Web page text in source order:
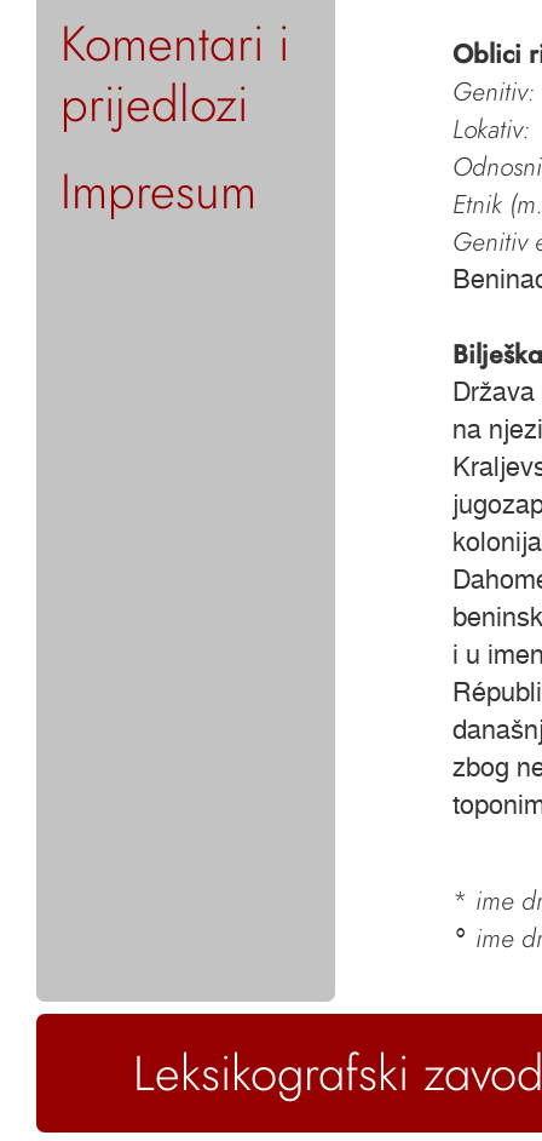
Komentari i
prijedlozi
Impresum
Oblici
Genitiv:
Lokativ:
Etnik
Genitiv
Bilješka
na
i u
zbog
* ime
° ime
Leksikografski